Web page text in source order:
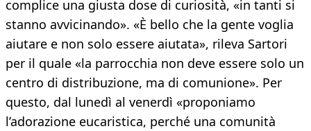
complice una giusta dose di curiosità, «in tanti si
stanno avvicinando». «È bello che la gente voglia
aiutare e non solo essere aiutata», rileva Sartori
per il quale «la parrocchia non deve essere solo un
centro di distribuzione, ma di comunione». Per
questo, dal lunedì al venerdì «proponiamo
l’adorazione eucaristica, perché una comunità